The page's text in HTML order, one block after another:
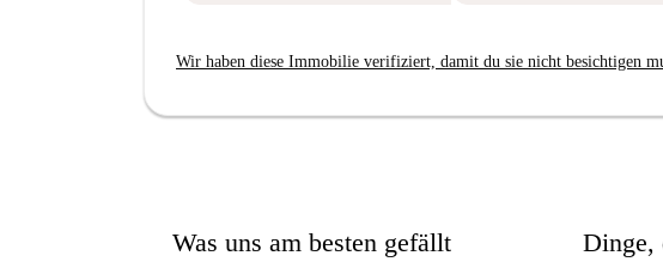
Wir haben diese Immobilie verifiziert, damit du sie nicht besichtigen
Was uns am besten gefällt Dinge,